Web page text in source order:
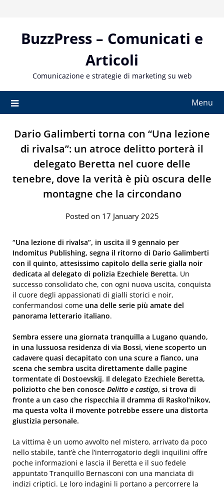
contentBuzzPress – Comunicati e
Articoli
Comunicazione e strategie di marketing su web
Menu
Dario Galimberti torna con “Una lezione
di rivalsa”: un atroce delitto porterà il
delegato Beretta nel cuore delle
tenebre, dove la verità è più oscura delle
montagne che la circondano
Posted on 17 January 2025
“Una lezione di rivalsa”, in uscita il 9 gennaio per
Indomitus Publishing, segna il ritorno di Dario Galimberti
con il quinto, attesissimo capitolo della serie gialla noir
dedicata al delegato di polizia Ezechiele Beretta. Un
successo consolidato che, con ogni nuova uscita, conquista
il cuore degli appassionati di gialli storici e noir,
confermandosi come una delle serie più amate del
panorama letterario italiano.
Sembra essere una giornata tranquilla a Lugano quando,
in una lussuosa residenza di via Bossi, viene scoperto un
cadavere quasi decapitato con una scure a fianco, una
scena che sembra uscita direttamente dalle pagine
tormentate di Dostoevskij. Il delegato Ezechiele Beretta,
poliziotto che ben conosce Delitto e castigo, si trova di
fronte a un caso che rispecchia il dramma di Raskol’nikov,
ma questa volta il movente potrebbe essere una distorta
giustizia personale.
La vittima è un uomo avvolto nel mistero, arrivato da poco
nello stabile, tant’è che l’interrogatorio degli inquilini offre
poche informazioni e lascia il Beretta e il suo fedele
appuntato Tranquillo Bernasconi con una manciata di
indizi criptici. Le loro indagini li portano a percorrere la